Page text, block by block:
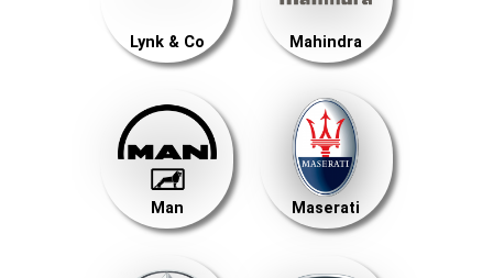
Lynk & Co Mahindra
Man Maserati